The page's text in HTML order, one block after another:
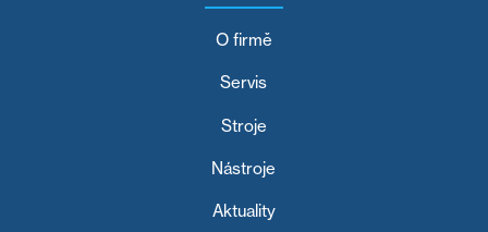
O firmě
Servis
Stroje
Nástroje
Aktuality